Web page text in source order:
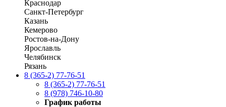
Краснодар
Санкт-Петербург
Казань
Кемерово
Ростов-на-Дону
Ярославль
Челябинск
Рязань
8 (365-2) 77-76-51
8 (365-2) 77-76-51
8 (978) 746-10-80
График работы